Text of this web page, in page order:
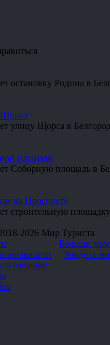
остановку Родина в
Щорса
улицу Щорса в
площади
Соборную площадь в
на Проспекте
строительную
2026 Мир Туриста
Больше,
Увидеть